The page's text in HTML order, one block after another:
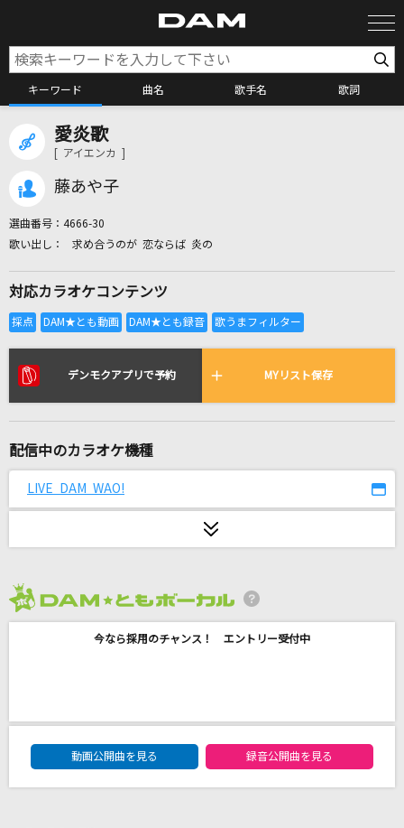
キーワード 曲名 歌手名 歌詞
全国りれき
リアルタイムで歌われている曲の一覧
[生音]秘密のキス
世界が終るまでは…
お手上げララバイ
愛炎歌
[ アイエンカ ]
藤あや子
選曲番号： 4666-30
求め合うのが 恋ならば 炎の
対応カラオケコンテンツ
デンモクアプリで予約 MYリスト保存
配信中のカラオケ機種
LIVE DAM WAO!
今なら採用のチャンス！ エントリー受付中
DAM★ともボーカルエントリーランキング
動画公開曲を見る
録音公開曲を見る